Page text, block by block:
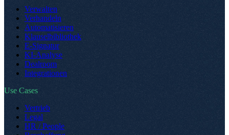
Verwalten
Verhandeln
Automatisieren
Klauselbibliothek
E-Signatur
KI-Analyse
Dealroom
Integrationen
Use Cases
Vertrieb
Legal
HR / People